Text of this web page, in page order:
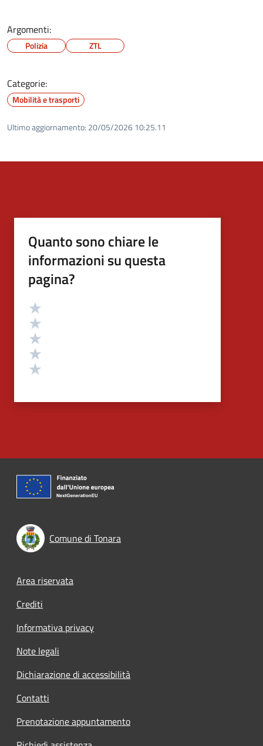
Argomenti:
Polizia ZTL
Categorie:
Mobilità e trasporti
Ultimo aggiornamento: 20/05/2026 10:25.11
Quanto sono chiare le
informazioni su questa
pagina?
Valutazione
Comune di Tonara
Footer menu
Area riservata
Crediti
Informativa privacy
Note legali
Dichiarazione di accessibilità
Contatti
Prenotazione appuntamento